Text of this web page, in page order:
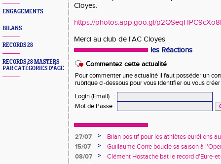
ENGAGEMENTS
BILANS
RECORDS 28
RECORDS 28 MASTERS
PAR CATÉGORIES D'ÂGE
Cloyes.
https://photos.app.goo.gl/
Merci au club de l'AC Cloyes
les Réactions
Commentez cette actualité
Pour commenter une actualité il faut posséder un
rubrique ci-dessous pour vous identifier ou vous
Login (Email)
:
Mot de Passe :
27/07 >
Bilan positif pour les athlètes euréliens
France de Charléty et d'Albi
15/07 >
Guillaume Corre boucle sa saison à
08/07
>
Clément Hostache bat le record d'Eure-